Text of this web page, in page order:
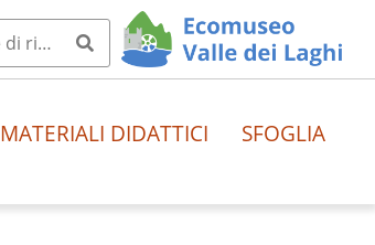
MATERIALI DIDATTICI SFOGLIA